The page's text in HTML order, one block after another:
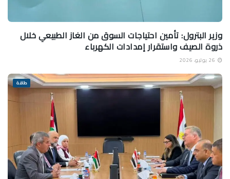
وزير البترول: تأمين احتياجات السوق من الغاز الطبيعي خلال
ذروة الصيف واستقرار إمدادات الكهرباء
طاقة